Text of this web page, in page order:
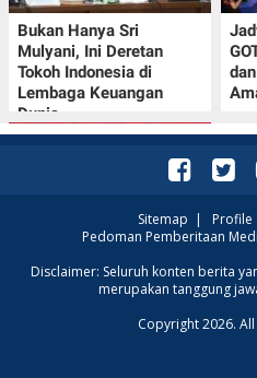
Bukan Hanya Sri
Mulyani, Ini Deretan
Tokoh Indonesia di
Lembaga Keuangan
Dunia
Promo JSM Superindo
7–9 Agustus 2026,
Rp37.900 hingga Buah
Sitemap | Profile
Pedoman Pemberitaan
Disclaimer: Seluruh konten berita
merupakan tanggung
Copyright 2026.